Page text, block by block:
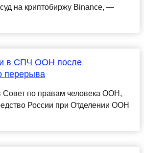
на криптобиржу Binance, —
в СПЧ ООН после
перерыва
Совет по правам человека ООН,
России при Отделении ООН